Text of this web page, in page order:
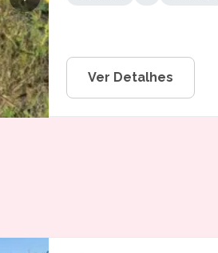
Ver Detalhes